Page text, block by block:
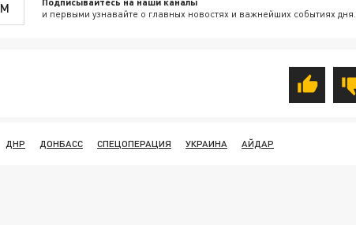
и первыми узнавайте о главных новостях и важнейших событиях дня.
ДНР ДОНБАСС СПЕЦОПЕРАЦИЯ УКРАИНА АЙДАР